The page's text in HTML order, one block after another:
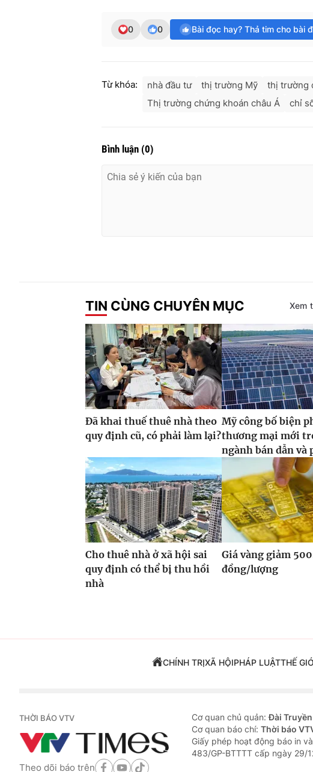
0 0 Bài đọc hay? Thả tim cho bài
Từ khóa: nhà đầu tư thị trường Mỹ thị trường
​Thị trường chứng khoán châu Á
chỉ
Bình luận (0)
TIN CÙNG CHUYÊN MỤC Xem
Đã khai thuế thuê nhà theo
quy định cũ, có phải làm lại?
Mỹ công bố biện
thương mại mới
ngành bán dẫn và
Cho thuê nhà ở xã hội sai
quy định có thể bị thu hồi
nhà
Giá vàng giảm
đồng/lượng
CHÍNH TRỊXÃ HỘIPHÁP LUẬTTHẾ
THỜI BÁO VTV
Theo dõi báo trên
Cơ quan chủ quản:Đài
Cơ quan báo chí: Thời báo
Giấy phép hoạt động báo in
483/GP-BTTTT cấp ngày 29/